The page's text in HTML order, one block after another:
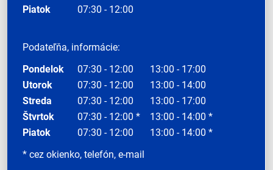
Piatok
07:30 - 12:00
Podateľňa, informácie:
Pondelok
07:30 - 12:00
13:00 - 17:00
Utorok
07:30 - 12:00
13:00 - 14:00
Streda
07:30 - 12:00
13:00 - 17:00
Štvrtok
07:30 - 12:00 *
13:00 - 14:00 *
Piatok
07:30 - 12:00
13:00 - 14:00 *
* cez okienko, telefón, e-mail